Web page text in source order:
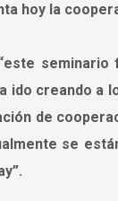
hoy la
ido creando a
de
se